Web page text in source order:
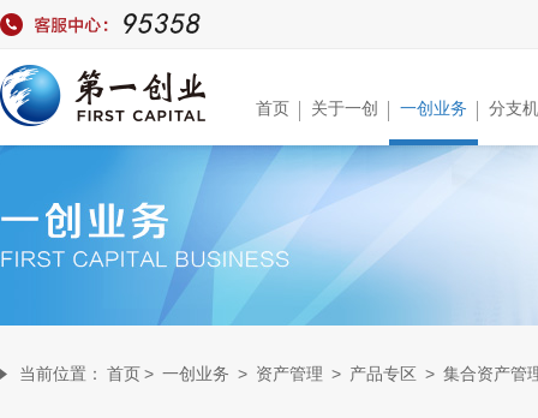
首页 关于一创 一创业务 分支
当前位置： 首页> 一创业务 > 资产管理 > 产品专区 > 集合资产管